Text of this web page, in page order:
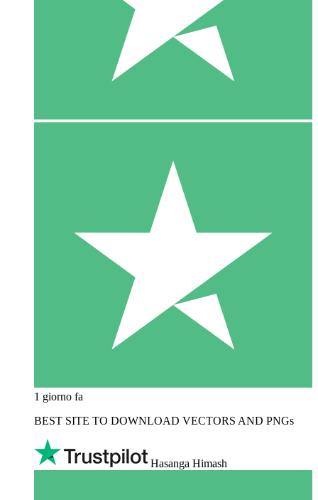
1 giorno fa
BEST SITE TO DOWNLOAD VECTORS AND PNGs
Hasanga Himash